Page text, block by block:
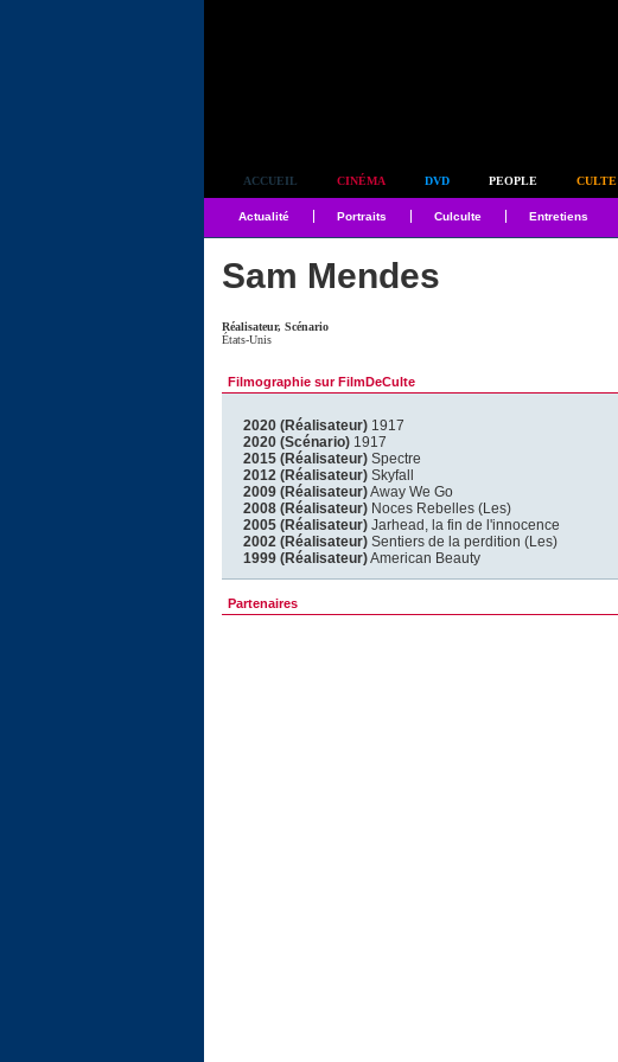
ACCUEIL CINÉMA DVD PEOPLE CULTE
Actualité Portraits Culculte Entretiens
Sam Mendes
Réalisateur, Scénario
États-Unis
Filmographie sur FilmDeCulte
2020 (Réalisateur) 1917
2020 (Scénario) 1917
2015 (Réalisateur) Spectre
2012 (Réalisateur) Skyfall
2009 (Réalisateur)Away We Go
2008 (Réalisateur) Noces Rebelles (Les)
2005 (Réalisateur) Jarhead, la fin de l'innocence
2002 (Réalisateur) Sentiers de la perdition (Les)
1999 (Réalisateur)American Beauty
Partenaires